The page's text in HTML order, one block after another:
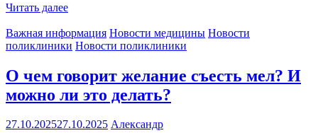
Читать далее
Важная информация Новости медицины Новости
поликлиники Новости поликлиники
О чем говорит желание съесть мел? И
можно ли это делать?
27.10.202527.10.2025 Александр